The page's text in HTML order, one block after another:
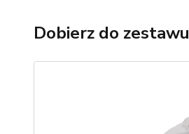
Dobierz do zestawu